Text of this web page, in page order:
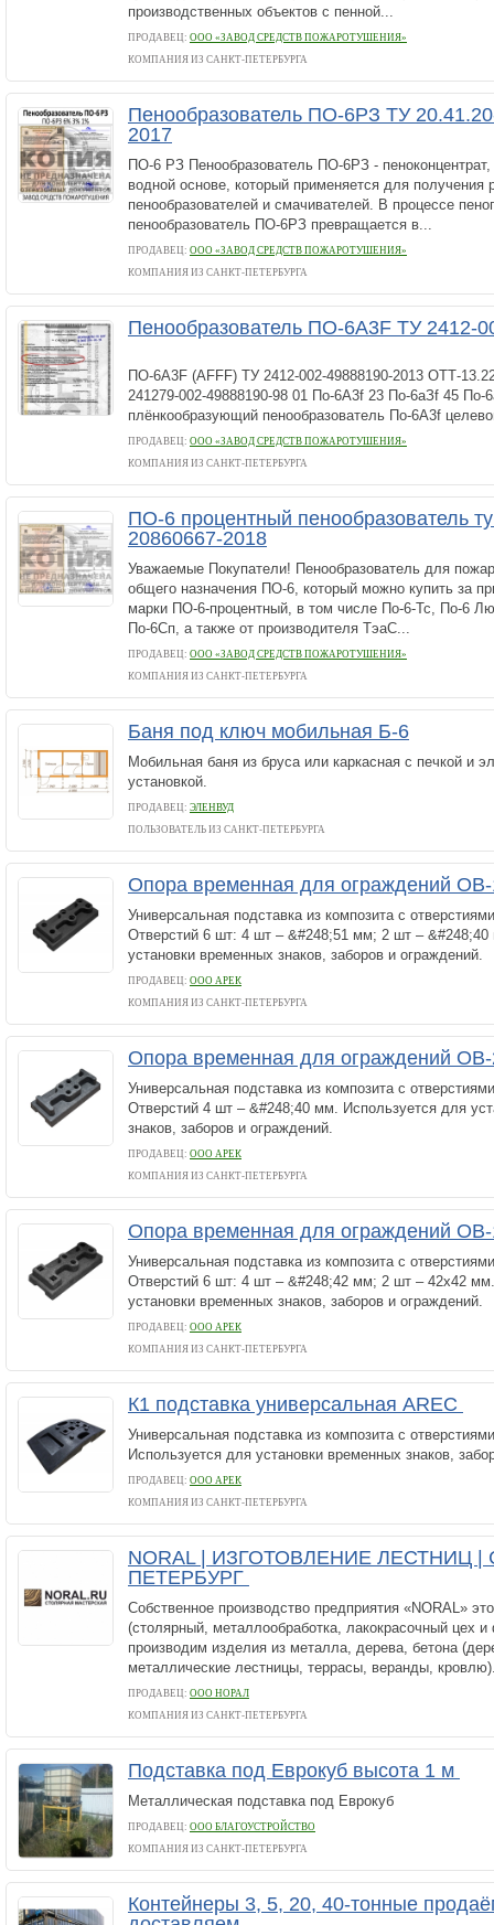
производственных объектов с пенной...
ПРОДАВЕЦ: ООО «ЗАВОД СРЕДСТВ ПОЖАРОТУШЕНИЯ»
КОМПАНИЯ ИЗ САНКТ-ПЕТЕРБУРГА
Пенообразователь ПО-6РЗ ТУ
2017
ПО-6 РЗ Пенообразователь ПО-6РЗ - пеноконцентрат,
водной основе, который применяется для получения
пенообразователей и смачивателей. В процессе
пенообразователь ПО-6РЗ превращается в...
ПРОДАВЕЦ: ООО «ЗАВОД СРЕДСТВ ПОЖАРОТУШЕНИЯ»
КОМПАНИЯ ИЗ САНКТ-ПЕТЕРБУРГА
Пенообразователь ПО-6А3F ТУ 2412-
ПО-6А3F (AFFF) ТУ 2412-002-49888190-2013 ОТТ-
241279-002-49888190-98 01 По-6А3f 23 По-6аЗf 45 По-
плёнкообразующий пенообразователь По-6A3f
ПРОДАВЕЦ: ООО «ЗАВОД СРЕДСТВ ПОЖАРОТУШЕНИЯ»
КОМПАНИЯ ИЗ САНКТ-ПЕТЕРБУРГА
ПО-6 процентный пенообразователь
20860667-2018
Уважаемые Покупатели! Пенообразователь для
общего назначения ПО-6, который можно купить за
марки ПО-6-процентный, в том числе По-6-Тс, По-6
По-6Сп, а также от производителя ТэаС...
ПРОДАВЕЦ: ООО «ЗАВОД СРЕДСТВ ПОЖАРОТУШЕНИЯ»
КОМПАНИЯ ИЗ САНКТ-ПЕТЕРБУРГА
Баня под ключ мобильная Б-6
Мобильная баня из бруса или каркасная с печкой и
установкой.
ПРОДАВЕЦ: ЭЛЕНВУД
ПОЛЬЗОВАТЕЛЬ ИЗ САНКТ-ПЕТЕРБУРГА
Опора временная для ограждений
Универсальная подставка из композита с
Отверстий 6 шт: 4 шт – &#248;51 мм; 2 шт –
установки временных знаков, заборов и ограждений.
ПРОДАВЕЦ: ООО АРЕК
КОМПАНИЯ ИЗ САНКТ-ПЕТЕРБУРГА
Опора временная для ограждений
Универсальная подставка из композита с
Отверстий 4 шт – &#248;40 мм. Используется для
знаков, заборов и ограждений.
ПРОДАВЕЦ: ООО АРЕК
КОМПАНИЯ ИЗ САНКТ-ПЕТЕРБУРГА
Опора временная для ограждений
Универсальная подставка из композита с
Отверстий 6 шт: 4 шт – &#248;42 мм; 2 шт – 42х42
установки временных знаков, заборов и ограждений.
ПРОДАВЕЦ: ООО АРЕК
КОМПАНИЯ ИЗ САНКТ-ПЕТЕРБУРГА
К1 подставка универсальная AREC
Универсальная подставка из композита с
Используется для установки временных знаков,
ПРОДАВЕЦ: ООО АРЕК
КОМПАНИЯ ИЗ САНКТ-ПЕТЕРБУРГА
NORAL | ИЗГОТОВЛЕНИЕ ЛЕСТНИЦ |
ПЕТЕРБУРГ
Собственное производство предприятия «NORAL»
(столярный, металлообработка, лакокрасочный цех
производим изделия из металла, дерева, бетона
металлические лестницы, террасы, веранды,
ПРОДАВЕЦ: ООО НОРАЛ
КОМПАНИЯ ИЗ САНКТ-ПЕТЕРБУРГА
Подставка под Еврокуб высота 1 м
Металлическая подставка под Еврокуб
ПРОДАВЕЦ: ООО БЛАГОУСТРОЙСТВО
КОМПАНИЯ ИЗ САНКТ-ПЕТЕРБУРГА
Контейнеры 3, 5, 20, 40-тонные